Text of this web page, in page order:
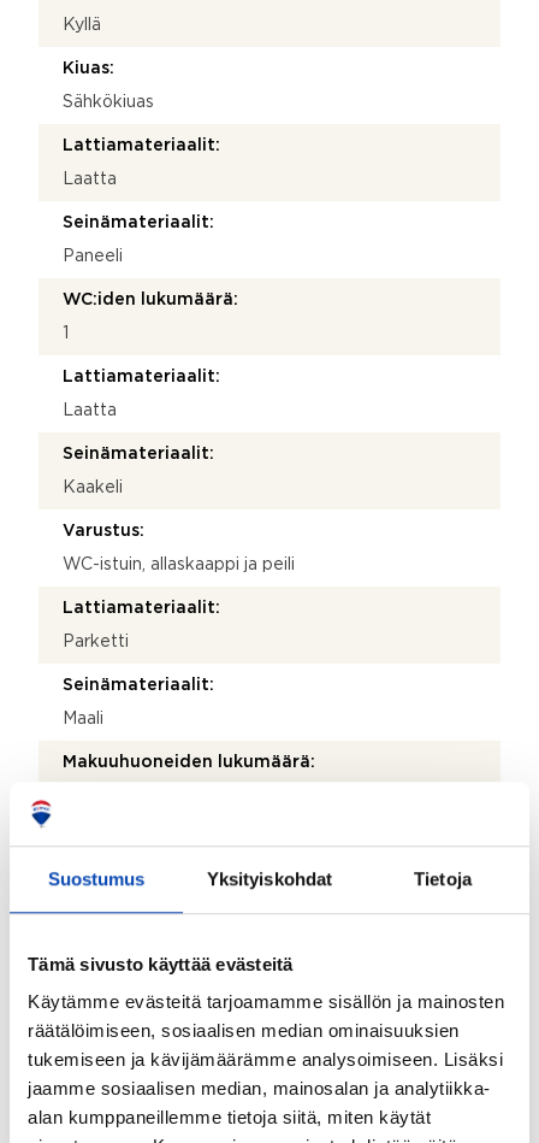
Suostumus Yksityiskohdat Tietoja
Tämä sivusto käyttää evästeitä
Käytämme evästeitä tarjoamamme sisällön ja mainosten
räätälöimiseen, sosiaalisen median ominaisuuksien
tukemiseen ja kävijämäärämme analysoimiseen. Lisäksi
jaamme sosiaalisen median, mainosalan ja analytiikka-
alan kumppaneillemme tietoja siitä, miten käytät
Kyllä
Kiuas:
Sähkökiuas
Lattiamateriaalit:
Laatta
Seinämateriaalit:
Paneeli
WC:iden lukumäärä:
Lattiamateriaalit:
Laatta
Seinämateriaalit:
Kaakeli
Varustus:
WC-istuin, allaskaappi ja peili
Lattiamateriaalit:
Parketti
Seinämateriaalit:
Maali
Makuuhuoneiden lukumäärä:
Parketti
Seinämateriaalit:
Parveke:
Kyllä
Kohteen säilytystilat: